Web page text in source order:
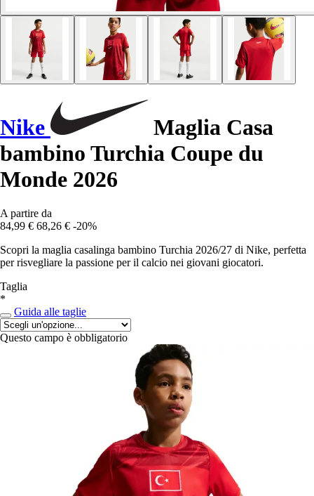
Nike
Maglia Casa
bambino Turchia Coupe du
Monde 2026
A partire da
84,99 € 68,26 € -20%
Scopri la maglia casalinga bambino Turchia 2026/27 di Nike, perfetta
per risvegliare la passione per il calcio nei giovani giocatori.
Taglia
*
Guida alle taglie
Questo campo è obbligatorio